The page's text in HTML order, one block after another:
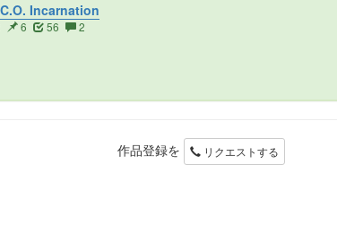
Incarnation
6 56 2
作品登録を リクエストする